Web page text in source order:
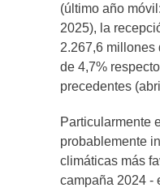
(último año
2025), la
2.267,6 millones
de 4,7%
precedentes
Particularmente
probablemente
climáticas más
campaña 2024 -